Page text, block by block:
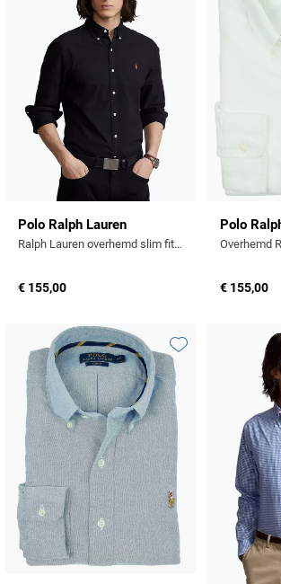
Polo Ralph Lauren
Ralph Lauren overhemd slim fit oxford Black
€ 155,00
Polo
€ 155,00
Toevoegen aan